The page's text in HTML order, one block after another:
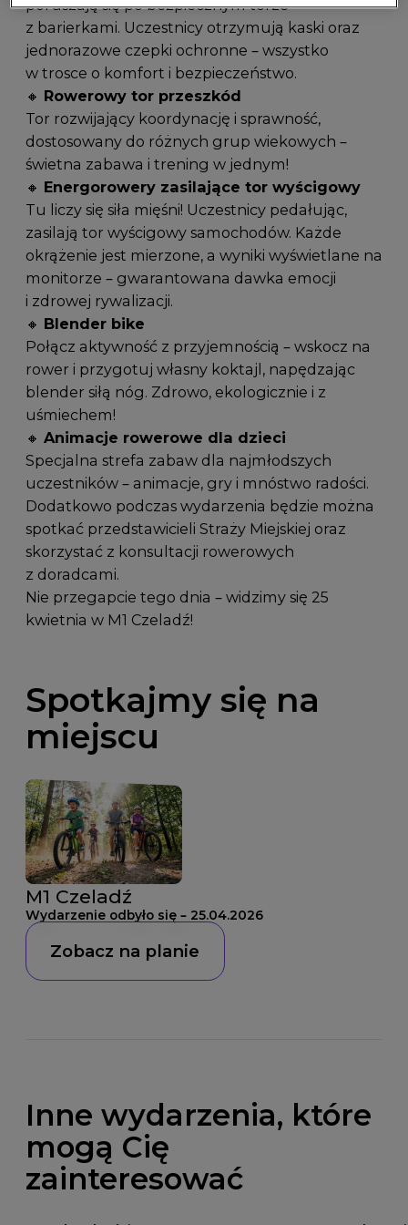
poruszają się po bezpiecznym torze
z barierkami. Uczestnicy otrzymują kaski oraz
jednorazowe czepki ochronne – wszystko
w trosce o komfort i bezpieczeństwo.
🔸 Rowerowy tor przeszkód
Tor rozwijający koordynację i sprawność,
dostosowany do różnych grup wiekowych –
świetna zabawa i trening w jednym!
🔸 Energorowery zasilające tor wyścigowy
Tu liczy się siła mięśni! Uczestnicy pedałując,
zasilają tor wyścigowy samochodów. Każde
okrążenie jest mierzone, a wyniki wyświetlane na
monitorze – gwarantowana dawka emocji
i zdrowej rywalizacji.
🔸 Blender bike
Połącz aktywność z przyjemnością – wskocz na
rower i przygotuj własny koktajl, napędzając
blender siłą nóg. Zdrowo, ekologicznie i z
uśmiechem!
🔸 Animacje rowerowe dla dzieci
Specjalna strefa zabaw dla najmłodszych
uczestników – animacje, gry i mnóstwo radości.
Dodatkowo podczas wydarzenia będzie można
spotkać przedstawicieli Straży Miejskiej oraz
skorzystać z konsultacji rowerowych
z doradcami.
Nie przegapcie tego dnia – widzimy się 25
kwietnia w M1 Czeladź!
Spotkajmy się na
miejscu
M1 Czeladź
Wydarzenie odbyło się – 25.04.2026
Zobacz na planie
Inne wydarzenia, które
mogą Cię
zainteresować